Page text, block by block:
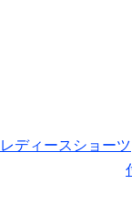
レディースショーツ